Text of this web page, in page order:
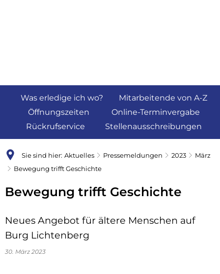
Was erledige ich wo?
Mitarbeitende von A-Z
Öffnungszeiten
Online-Terminvergabe
Rückrufservice
Stellenausschreibungen
Sie sind hier: Aktuelles Pressemeldungen 2023
März
Bewegung trifft Geschichte
Bewegung trifft Geschichte
Neues Angebot für ältere Menschen auf
Burg Lichtenberg
30. März 2023